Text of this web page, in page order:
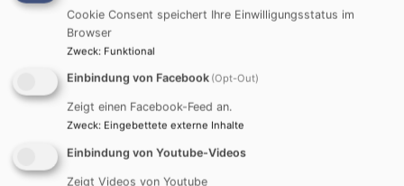
Cookie Consent speichert Ihre Einwilligungsstatus im
Browser
Zweck: Funktional
Einbindung von Facebook (Opt-Out)
Zeigt einen Facebook-Feed an.
Zweck: Eingebettete externe Inhalte
Einbindung von Youtube-Videos
Zeigt Videos von Youtube